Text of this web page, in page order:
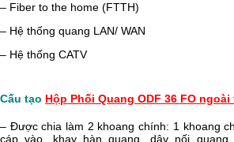
– Fiber to the home (FTTH)
– Hệ thống quang LAN/ WAN
– Hệ thống CATV
Cấu tạo Hộp Phối Quang ODF 36 FO
– Được chia làm 2 khoang chính: 1 khoang
cáp vào, khay hàn quang, dây nối